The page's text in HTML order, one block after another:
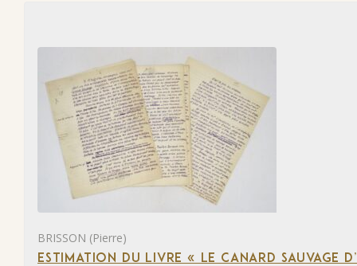
BRISSON (Pierre)
ESTIMATION DU LIVRE « LE CANARD SAUVAGE